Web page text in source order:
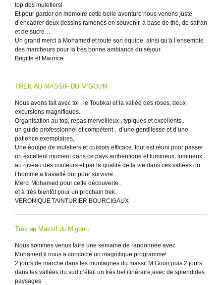
top des muletiers!
Et pour garder en mémoire cette belle aventure nous venons juste
d’encadrer deux dessins ramenés en souvenir, à base de thé, de safran
et de sucre…
Un grand merci à Mohamed et toute son équipe, ainsi qu’à l’ensemble
des marcheurs pour la très bonne ambiance du séjour.
Brigitte et Maurice
TREK AU MASSIF DU M’GOUN
Nous avons fait avec toi , le Toubkal et la vallée des roses, deux
excursions magnifiques..
Organisation au top, repas merveilleux , typiques et excellents..
un guide professionnel et compétent , d’une gentillesse et d’une
patience exemplaires,
Une équipe de muletiers et cuistots efficace..tout est réuni pour passer
un excellent moment dans ce pays authentique et lumineux, lumineux
au niveau des couleurs et par la qualité de la vie dans ces vallées ou
l’homme a travaillé dur pour survivre..
Merci Mohamed pour cette découverte..
et à très bientôt pour un prochain trek.
VERONIQUE TAINTURIER BOURCIGAUX
Trek au Massif du M’goun
Nous sommes venus faire une semaine de randonnée avec
Mohamed,il nous a concocté un magnifique programme!
2 jours de marche dans les montagnes du massif M’Goun puis 2 jours
dans les vallées du sud,c’était un très bel itinéraire,avec de splendides
paysages.